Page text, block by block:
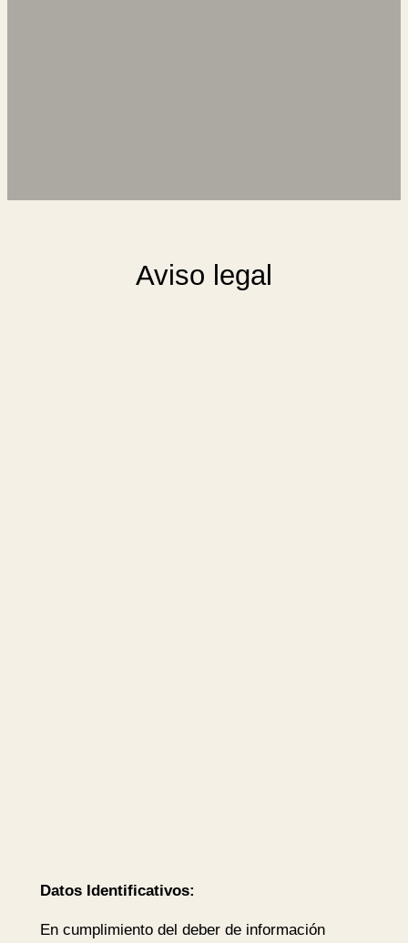
Aviso legal
Datos Identificativos:
En cumplimiento del deber de información